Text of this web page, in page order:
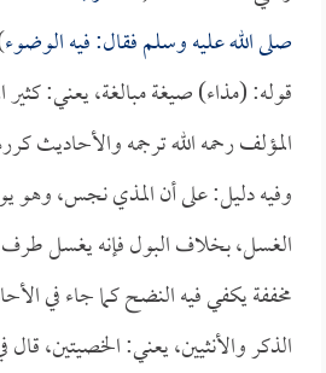
صلى الله عليه وسلم فقال: فيه الوضوء
قوله: (مذاء) صيغة مبالغة، يعني:
المؤلف رحمه الله ترجمه والأحاديث
وفيه دليل: على أن المذي نجس، وهو
الغسل، بخلاف البول فإنه يغسل
مخففة يكفي فيه النضح كما جاء في
الذكر والأنثيين، يعني: الخصيتين،